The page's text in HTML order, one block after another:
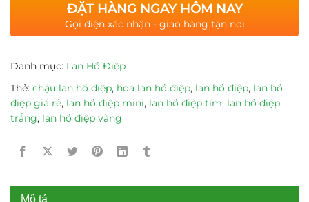
ĐẶT HÀNG NGAY HÔM NAY
Gọi điện xác nhận - giao hàng tận nơi
Danh mục: Lan Hồ Điệp
Thẻ: chậu lan hồ điệp, hoa lan hồ điệp, lan hồ điệp, lan hồ
điệp giá rẻ, lan hồ điệp mini, lan hồ điệp tím, lan hồ điệp
trắng, lan hồ điệp vàng
Mô tả